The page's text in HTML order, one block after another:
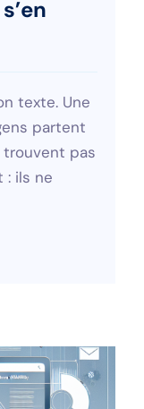
texte. Une
partent
trouvent pas
: ils ne